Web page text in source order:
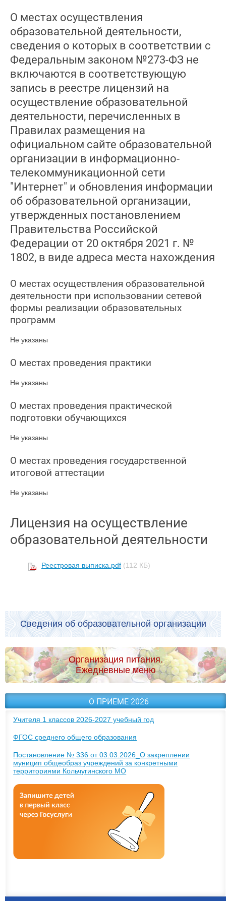
О местах осуществления
образовательной деятельности,
сведения о которых в соответствии с
Федеральным законом №273-ФЗ не
включаются в соответствующую
запись в реестре лицензий на
осуществление образовательной
деятельности, перечисленных в
Правилах размещения на
официальном сайте образовательной
организации в информационно-
телекоммуникационной сети
"Интернет" и обновления информации
об образовательной организации,
утвержденных постановлением
Правительства Российской
Федерации от 20 октября 2021 г. №
1802, в виде адреса места нахождения
О местах осуществления образовательной
деятельности при использовании сетевой
формы реализации образовательных
программ
Не указаны
О местах проведения практики
Не указаны
О местах проведения практической
подготовки обучающихся
Не указаны
О местах проведения государственной
итоговой аттестации
Не указаны
Лицензия на осуществление
образовательной деятельности
Реестровая выписка.pdf (112 КБ)
Сведения об образовательной организации
Организация питания.
Ежедневные меню
О ПРИЕМЕ 2026
Учителя 1 классов 2026-2027 учебный год
ФГОС среднего общего образования
Постановление № 336 от 03.03.2026_О закреплении
муницип общеобраз учреждений за конкретными
территориями Кольчугинского МО